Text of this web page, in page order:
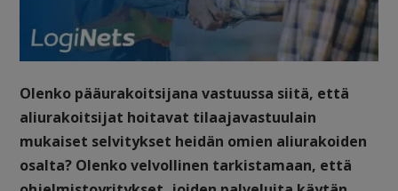
Olenko pääurakoitsijana vastuussa siitä, että
aliurakoitsijat hoitavat tilaajavastuulain
mukaiset selvitykset heidän omien aliurakoiden
osalta? Olenko velvollinen tarkistamaan, että